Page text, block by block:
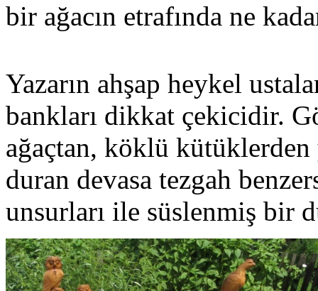
bir ağacın etrafında ne
Yazarın ahşap heykel
bankları dikkat çekicidir.
ağaçtan, köklü kütüklerden
duran devasa tezgah
unsurları ile süslenmiş bir